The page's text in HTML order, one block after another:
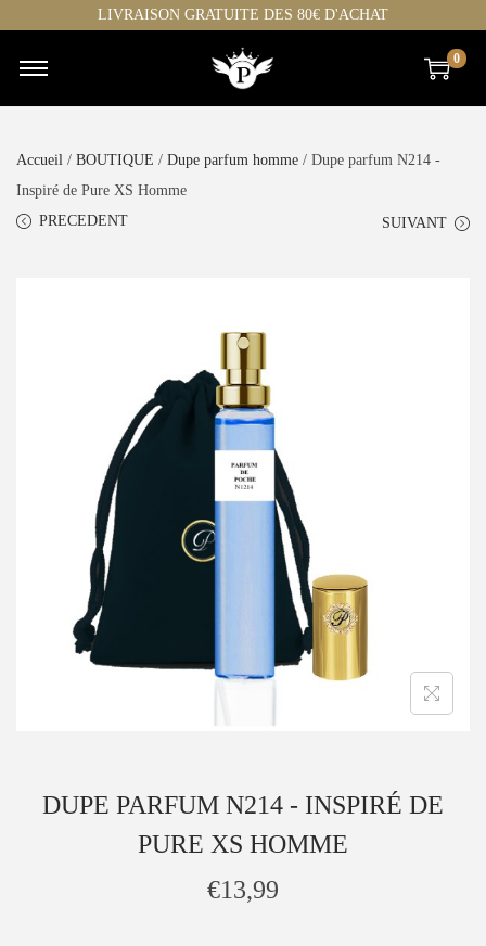
LIVRAISON GRATUITE DES 80€ D'ACHAT
0
Accueil / BOUTIQUE / Dupe parfum homme / Dupe parfum N214 -
Inspiré de Pure XS Homme
PRECEDENT
SUIVANT
DUPE PARFUM N214 - INSPIRÉ DE
PURE XS HOMME
€13,99